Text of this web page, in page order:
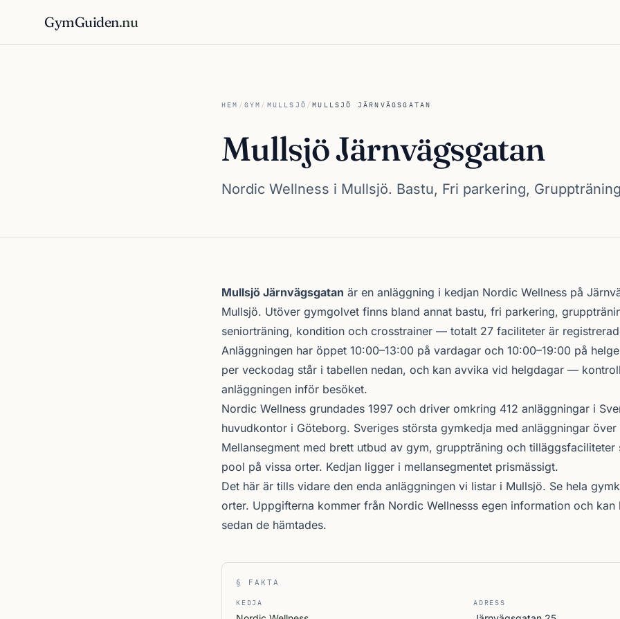
GymGuiden.nu
HEM / GYM / MULLSJÖ /MULLSJÖ JÄRNVÄGSGATAN
Mullsjö Järnvägsgatan
Nordic Wellness i Mullsjö. Bastu, Fri parkering,
Om Mullsjö Järnvägsgatan
Mullsjö Järnvägsgatan är en anläggning i kedjan Nordic Wellness på
Mullsjö. Utöver gymgolvet finns bland annat bastu, fri parkering,
seniorträning, kondition och crosstrainer — totalt 27 faciliteter är
Anläggningen har öppet 10:00–13:00 på vardagar och 10:00–19:00 på
per veckodag står i tabellen nedan, och kan avvika vid helgdagar —
anläggningen inför besöket.
Nordic Wellness grundades 1997 och driver omkring 412 anläggningar i
huvudkontor i Göteborg. Sveriges största gymkedja med anläggningar över
Mellansegment med brett utbud av gym, gruppträning och tilläggsfaciliteter
pool på vissa orter. Kedjan ligger i mellansegmentet prismässigt.
Det här är tills vidare den enda anläggningen vi listar i Mullsjö. Se hela
orter. Uppgifterna kommer från Nordic Wellnesss egen information och kan
sedan de hämtades.
§ FAKTA
KEDJA ADRESS